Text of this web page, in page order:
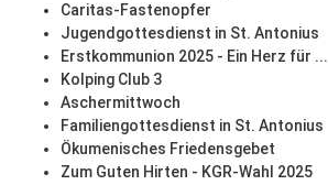
Caritas-Fastenopfer
Jugendgottesdienst in St. Antonius
Erstkommunion 2025 - Ein Herz für ...
Kolping Club 3
Aschermittwoch
Familiengottesdienst in St. Antonius
Ökumenisches Friedensgebet
Zum Guten Hirten - KGR-Wahl 2025